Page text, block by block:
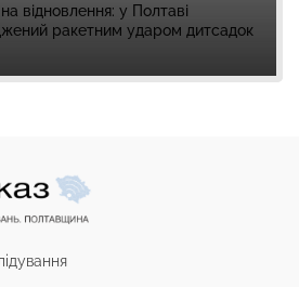
відновлення: у Полтаві
ракетним ударом дитсадок